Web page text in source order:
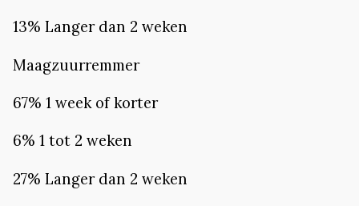
13% Langer dan 2 weken
Maagzuurremmer
67% 1 week of korter
6% 1 tot 2 weken
27% Langer dan 2 weken